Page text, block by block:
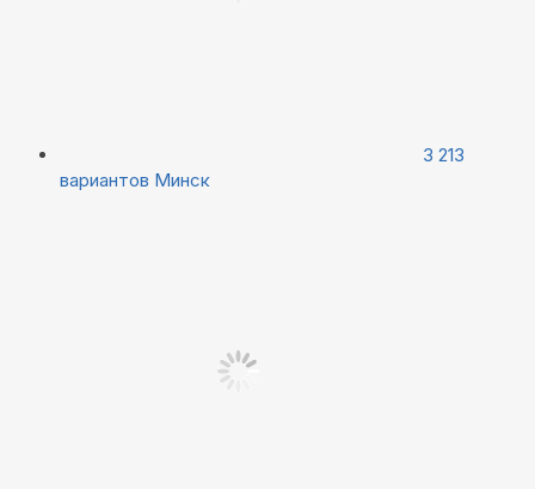
3 213
вариантов Минск